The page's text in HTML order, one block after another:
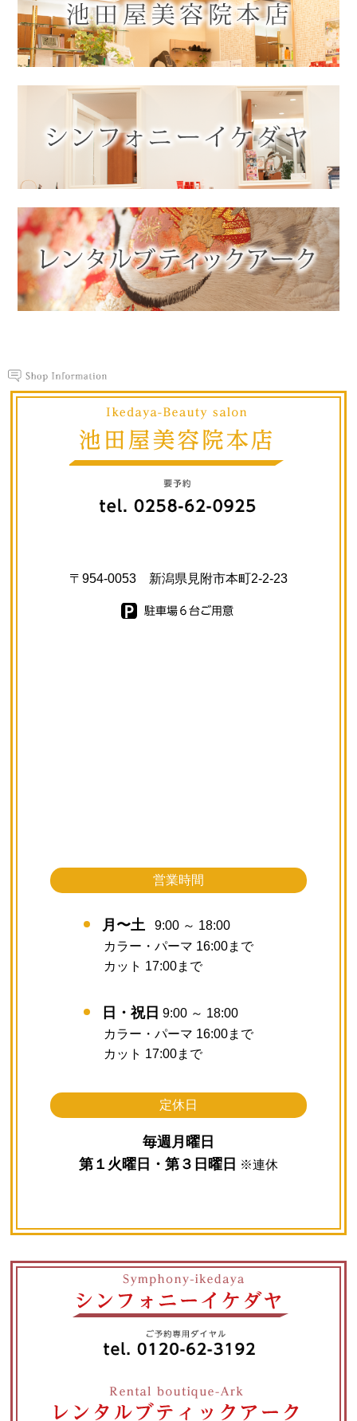
〒954-0053 新潟県見附市本町2-2-23
営業時間
月〜土 9:00 ～ 18:00
カラー・パーマ 16:00まで
カット 17:00まで
日・祝日 9:00 ～ 18:00
カラー・パーマ 16:00まで
カット 17:00まで
定休日
毎週月曜日
第１火曜日・第３日曜日 ※連休